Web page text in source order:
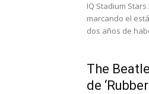
IQ Stadium
marcando el
dos años de
The
de